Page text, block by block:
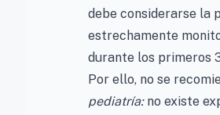
debe considerarse la
estrechamente
durante los primeros
Por ello, no se
pediatría:no existe